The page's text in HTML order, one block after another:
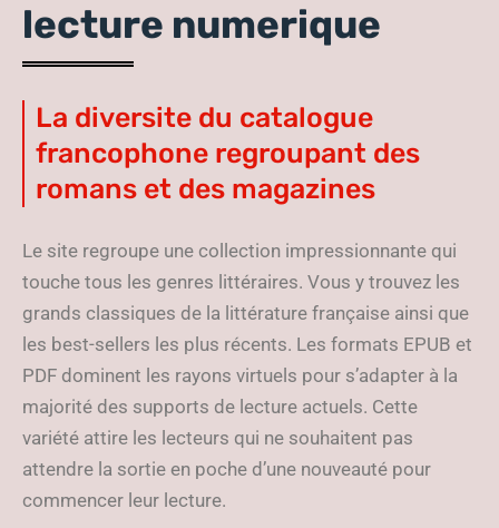
lecture numerique
La diversite du catalogue
francophone regroupant des
romans et des magazines
Le site regroupe une collection impressionnante qui
touche tous les genres littéraires. Vous y trouvez les
grands classiques de la littérature française ainsi que
les best-sellers les plus récents. Les formats EPUB et
PDF dominent les rayons virtuels pour s’adapter à la
majorité des supports de lecture actuels. Cette
variété attire les lecteurs qui ne souhaitent pas
attendre la sortie en poche d’une nouveauté pour
commencer leur lecture.